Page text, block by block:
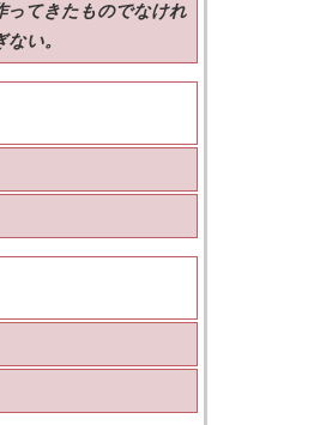
ってきたものでなけれ
い。